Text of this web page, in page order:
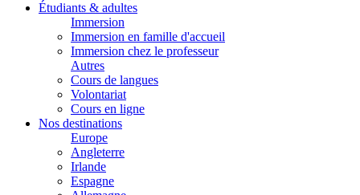
Étudiants & adultes
Immersion
Immersion en famille d'accueil
Immersion chez le professeur
Autres
Cours de langues
Volontariat
Cours en ligne
Nos destinations
Europe
Angleterre
Irlande
Espagne